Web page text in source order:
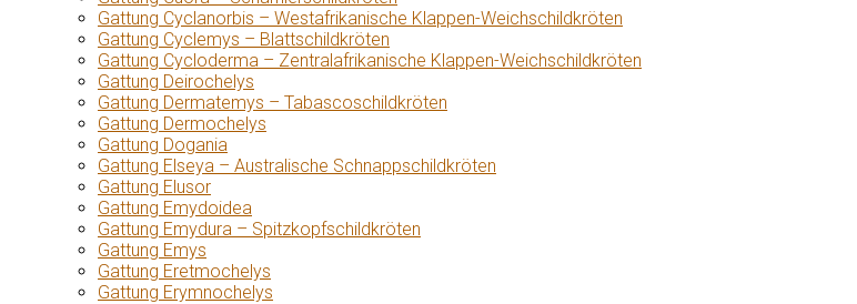
Gattung Cyclanorbis – Westafrikanische Klappen-Weichschildkröten
Gattung Cyclemys – Blattschildkröten
Gattung Cycloderma – Zentralafrikanische Klappen-Weichschildkröten
Gattung Deirochelys
Gattung Dermatemys – Tabascoschildkröten
Gattung Dermochelys
Gattung Dogania
Gattung Elseya – Australische Schnappschildkröten
Gattung Elusor
Gattung Emydoidea
Gattung Emydura – Spitzkopfschildkröten
Gattung Emys
Gattung Eretmochelys
Gattung Erymnochelys